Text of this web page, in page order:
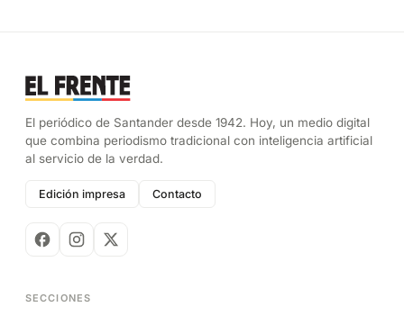
El periódico de Santander desde 1942. Hoy, un medio digital
que combina periodismo tradicional con inteligencia artificial
al servicio de la verdad.
Edición impresa Contacto
SECCIONES